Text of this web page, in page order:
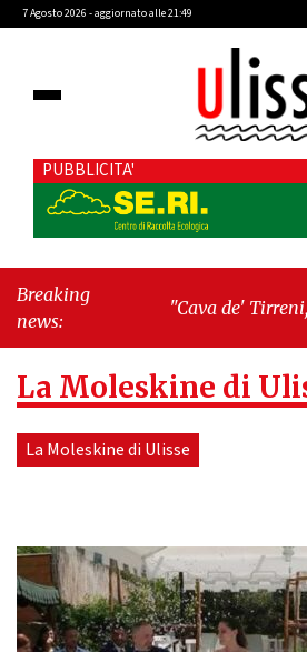
7 Agosto 2026 - aggiornato alle 21:49
PUBBLICITA'
Breaking
news:
"Cava de' Tirreni, Caso
La Moleskine di
La Moleskine di Ulisse